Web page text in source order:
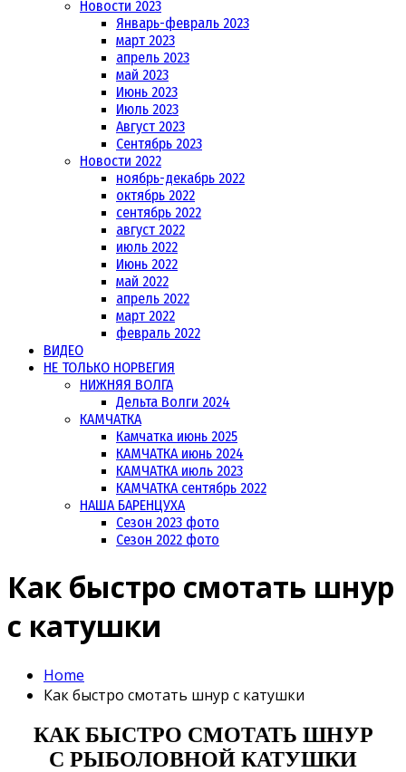
Новости 2023
Январь-февраль 2023
март 2023
апрель 2023
май 2023
Июнь 2023
Июль 2023
Август 2023
Сентябрь 2023
Новости 2022
ноябрь-декабрь 2022
октябрь 2022
сентябрь 2022
август 2022
июль 2022
Июнь 2022
май 2022
апрель 2022
март 2022
февраль 2022
ВИДЕО
НЕ ТОЛЬКО НОРВЕГИЯ
НИЖНЯЯ ВОЛГА
Дельта Волги 2024
КАМЧАТКА
Камчатка июнь 2025
КАМЧАТКА июнь 2024
КАМЧАТКА июль 2023
КАМЧАТКА сентябрь 2022
НАША БАРЕНЦУХА
Сезон 2023 фото
Сезон 2022 фото
Как быстро смотать шнур
с катушки
Home
Как быстро смотать шнур с катушки
КАК БЫСТРО СМОТАТЬ ШНУР
С РЫБОЛОВНОЙ КАТУШКИ